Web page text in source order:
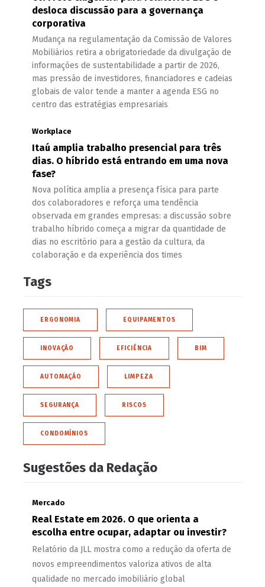
desloca discussão para a governança
corporativa
Mudança na regulamentação da Comissão de Valores
Mobiliários retira a obrigatoriedade da divulgação de
informações de sustentabilidade a partir de 2026,
mas pressão de investidores, financiadores e cadeias
globais de valor tende a manter a agenda ESG no
centro das estratégias empresariais
Workplace
Itaú amplia trabalho presencial para três
dias. O híbrido está entrando em uma nova
fase?
Nova política amplia a presença física para parte
dos colaboradores e reforça uma tendência
observada em grandes empresas: a discussão sobre
trabalho híbrido começa a migrar da quantidade de
dias no escritório para a gestão da cultura, da
colaboração e da experiência dos times
Tags
ERGONOMIA EQUIPAMENTOS
INOVAÇÃO EFICIÊNCIA BIM
AUTOMAÇÃO LIMPEZA
SEGURANÇA RISCOS
CONDOMÍNIOS
Sugestões da Redação
Mercado
Real Estate em 2026. O que orienta a
escolha entre ocupar, adaptar ou investir?
Relatório da JLL mostra como a redução da oferta de
novos empreendimentos valoriza ativos de alta
qualidade no mercado imobiliário global